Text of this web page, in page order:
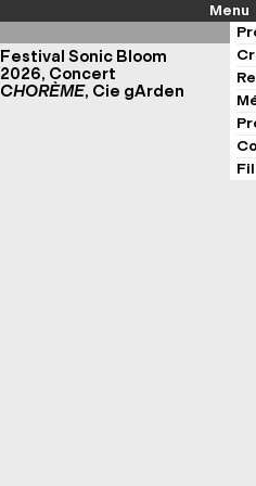
Menu
Festival Sonic Bloom
2026, Concert
CHORÈME, Cie gArden